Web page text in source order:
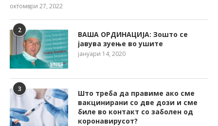
октомври 27, 2022
2
ВАША ОРДИНАЦИЈА: Зошто се
јавува зуење во ушите
јануари 14, 2020
3
Што треба да правиме ако сме
вакцинирани со две дози и сме
биле во контакт со заболен од
коронавирусот?